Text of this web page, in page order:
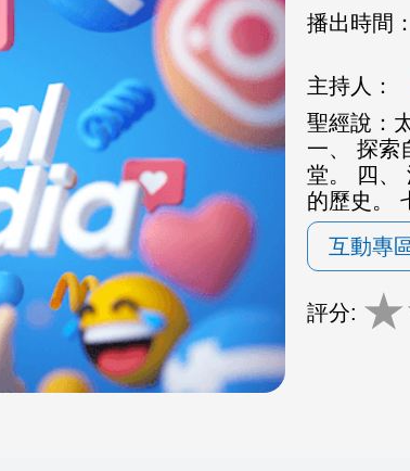
播出時間：
主持人：
聖經說：
一、 探索
堂。 四、
的歷史。
互動專
評分: ★